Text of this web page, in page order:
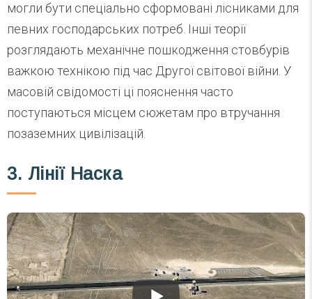
могли бути спеціально сформовані лісниками для
певних господарських потреб. Інші теорії
розглядають механічне пошкодження стовбурів
важкою технікою під час Другої світової війни. У
масовій свідомості ці пояснення часто
поступаються місцем сюжетам про втручання
позаземних цивілізацій.
3. Лінії Наска